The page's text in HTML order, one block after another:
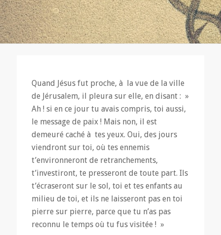
Quand Jésus fut proche, à la vue de la ville
de Jérusalem, il pleura sur elle, en disant : »
Ah ! si en ce jour tu avais compris, toi aussi,
le message de paix ! Mais non, il est
demeuré caché à tes yeux. Oui, des jours
viendront sur toi, où tes ennemis
t’environneront de retranchements,
t’investiront, te presseront de toute part. Ils
t’écraseront sur le sol, toi et tes enfants au
milieu de toi, et ils ne laisseront pas en toi
pierre sur pierre, parce que tu n’as pas
reconnu le temps où tu fus visitée ! »